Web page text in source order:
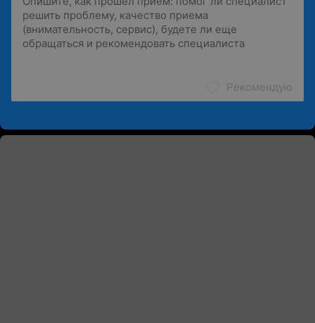
Рекомендую